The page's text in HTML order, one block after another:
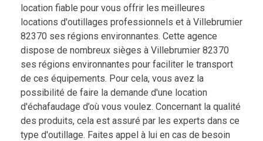
location fiable pour vous offrir les meilleures
locations d'outillages professionnels et à Villebrumier
82370 ses régions environnantes. Cette agence
dispose de nombreux sièges à Villebrumier 82370
ses régions environnantes pour faciliter le transport
de ces équipements. Pour cela, vous avez la
possibilité de faire la demande d'une location
d'échafaudage d’où vous voulez. Concernant la qualité
des produits, cela est assuré par les experts dans ce
type d'outillage. Faites appel à lui en cas de besoin